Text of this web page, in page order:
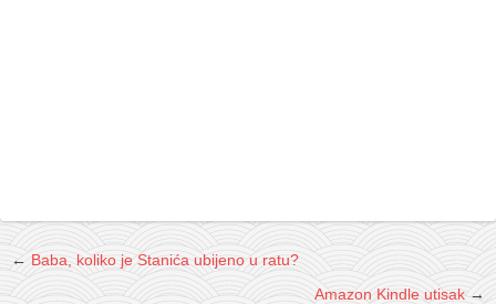
← Baba, koliko je Stanića ubijeno u ratu?
Amazon Kindle utisak→